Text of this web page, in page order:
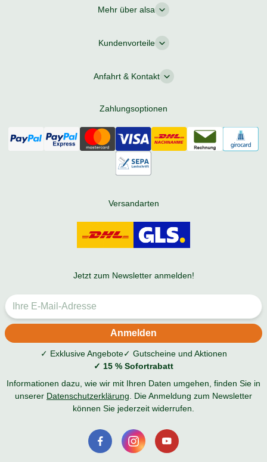
Mehr über alsa
Kundenvorteile
Anfahrt & Kontakt
Zahlungsoptionen
Versandarten
Jetzt zum Newsletter anmelden!
✓ Exklusive Angebote✓ Gutscheine und Aktionen
✓ 15 % Sofortrabatt
Informationen dazu, wie wir mit Ihren Daten umgehen, finden Sie in
unserer Datenschutzerklärung . Die Anmeldung zum Newsletter
können Sie jederzeit widerrufen.